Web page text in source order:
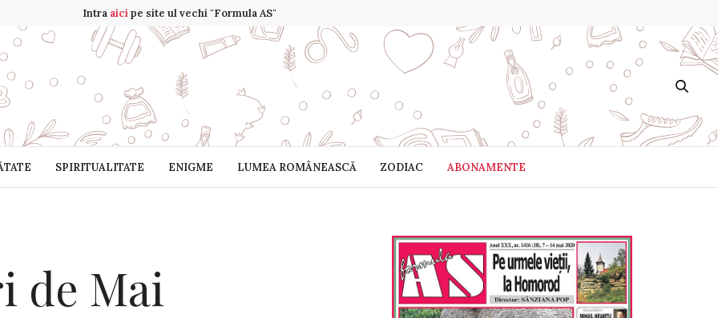
Intra aicipe site ul vechi "Formula AS"
SPIRITUALITATE ENIGME LUMEA ROMÂNEASCĂ ZODIAC ABONAMENTE
de Mai